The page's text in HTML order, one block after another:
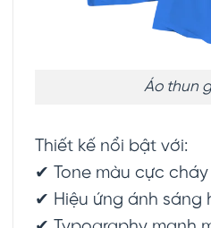
Áo thun
Thiết kế nổi bật với:
✔ Tone màu cực cháy
✔ Hiệu ứng ánh sáng